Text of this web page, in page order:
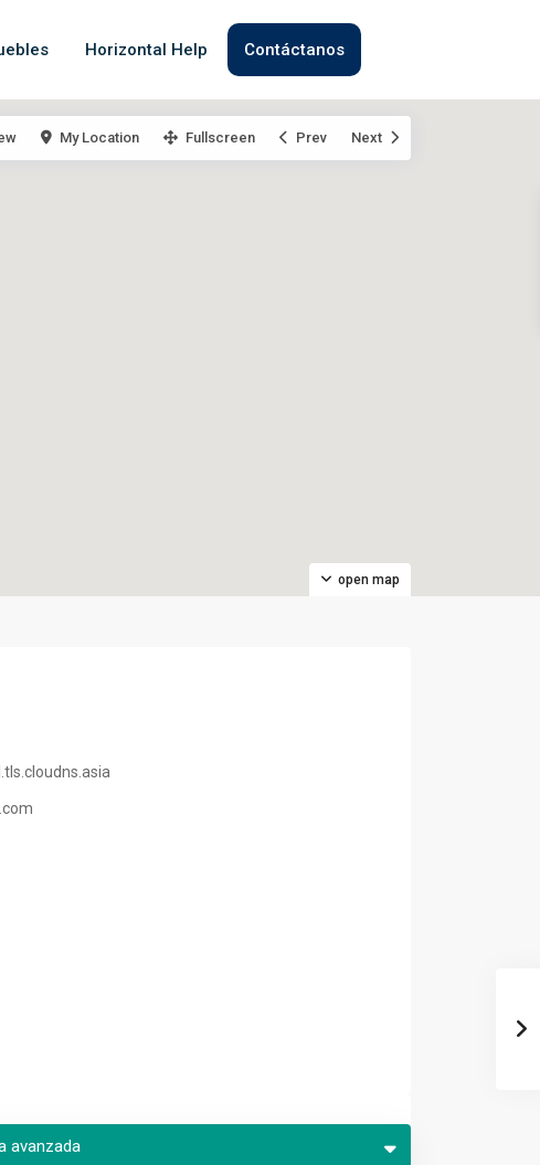
Horizontal Help Contáctanos
open map
My Location Fullscreen Prev Next
avanzada